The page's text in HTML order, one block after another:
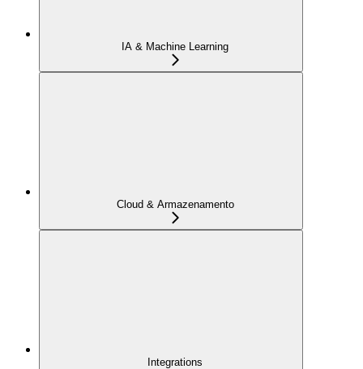
IA & Machine Learning
Cloud & Armazenamento
Integrations